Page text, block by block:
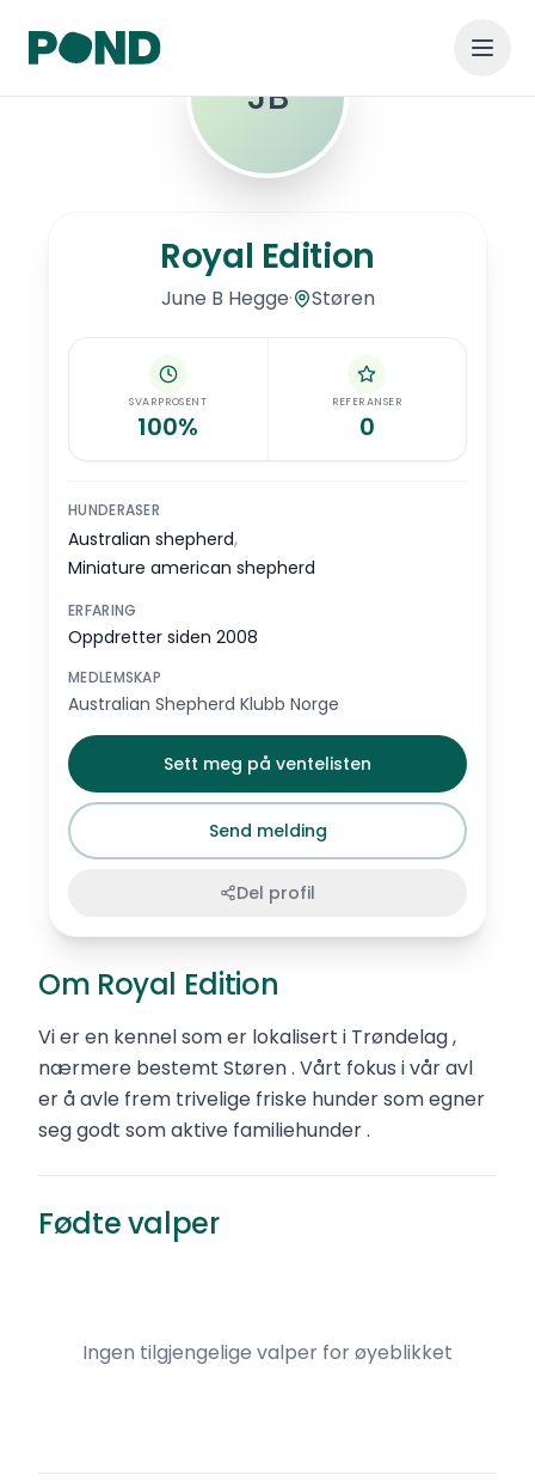
Hopp til hovedinnhold JB
Royal Edition
June B Hegge· Støren
SVARPROSENT
100%
REFERANSER
0
HUNDERASER
Australian shepherd,
Miniature american shepherd
ERFARING
Oppdretter siden 2008
MEDLEMSKAP
Australian Shepherd Klubb Norge
Sett meg på ventelisten
Send melding
Del profil
Om Royal Edition
Vi er en kennel som er lokalisert i Trøndelag ,
nærmere bestemt Støren . Vårt fokus i vår avl
er å avle frem trivelige friske hunder som egner
seg godt som aktive familiehunder .
Fødte valper
Ingen tilgjengelige valper for øyeblikket